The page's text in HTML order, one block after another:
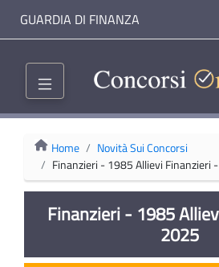
GUARDIA DI FINANZA
Home
Novità Sui Concorsi
Finanzieri - 1985 Allievi Finanzieri
Finanzieri - 1985
2025